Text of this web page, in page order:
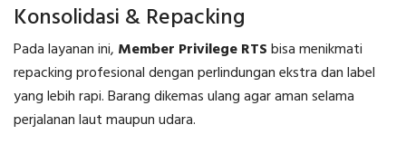
Konsolidasi & Repacking
Pada layanan ini, Member Privilege RTSbisa menikmati
repacking profesional dengan perlindungan ekstra dan label
yang lebih rapi. Barang dikemas ulang agar aman selama
perjalanan laut maupun udara.